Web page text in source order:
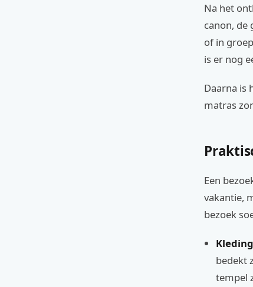
Na het
canon, de
of in
is er nog
Daarna is
matras
Een
vakantie,
bezoek
bedekt
tempel